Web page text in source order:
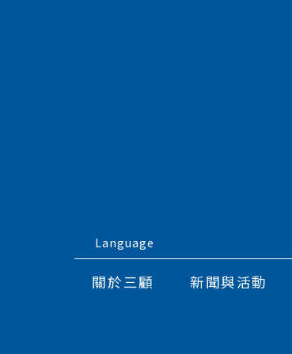
Language
關於三顧 新聞與活動